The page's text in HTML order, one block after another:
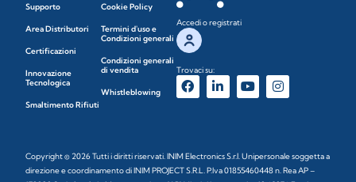
Supporto
Area Distributori
Certificazioni
Innovazione
Tecnologica
Smaltimento Rifiuti
Cookie Policy
Termini d'uso e
Condizioni generali
Condizioni generali
di vendita
Whistleblowing
Accedi o registrati
Trovaci su:
Copyright © 2026 Tutti i diritti riservati. INIM Electronics S.r.l. Unipersonale soggetta a
direzione e coordinamento di INIM PROJECT S.R.L. P.Iva 01855460448 n. Rea AP –